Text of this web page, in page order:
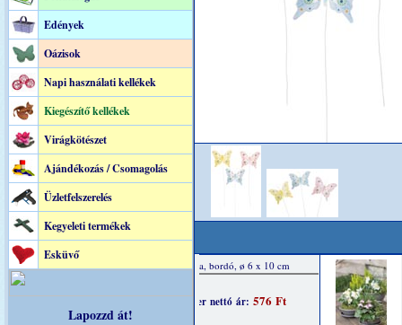
Edények
Oázisok
Napi használati kellékek
Kiegészítő kellékek
Virágkötészet
Ajándékozás / Csomagolás
Üzletfelszerelés
Kegyeleti termékek
Esküvő
Lapozzd át!